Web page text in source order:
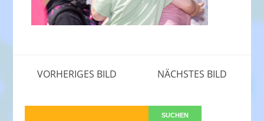
VORHERIGES BILD NÄCHSTES BILD